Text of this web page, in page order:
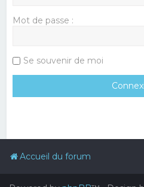
Mot de passe :
Se souvenir de moi
Accueil du forum